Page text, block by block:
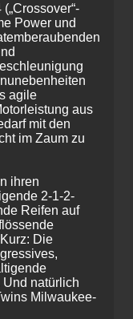
Power und
agile
aus
mit den
im Zaum zu
ihren
2-1-2-
Reifen auf
Die
natürlich
Milwaukee-